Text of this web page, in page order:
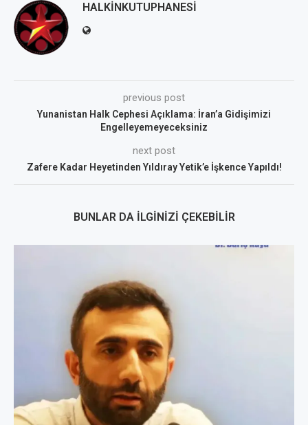
HALKINKUTUPHANESI
previous post
Yunanistan Halk Cephesi Açıklama: İran’a Gidişimizi
Engelleyemeyeceksiniz
next post
Zafere Kadar Heyetinden Yıldıray Yetik’e İşkence Yapıldı!
BUNLAR DA İLGINIZI ÇEKEBILIR